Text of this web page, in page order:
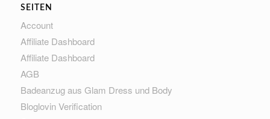
SEITEN
Account
Affiliate Dashboard
Affiliate Dashboard
AGB
Badeanzug aus Glam Dress und Body
Bloglovin Verification